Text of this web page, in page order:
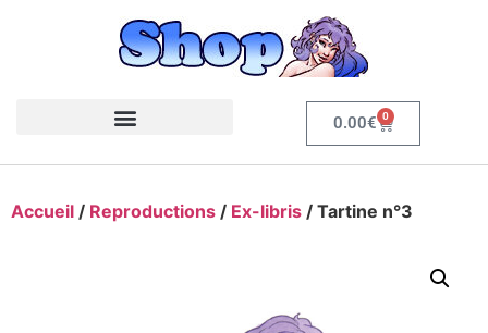
0.00€ 0
Accueil / Reproductions / Ex-libris / Tartine n°3